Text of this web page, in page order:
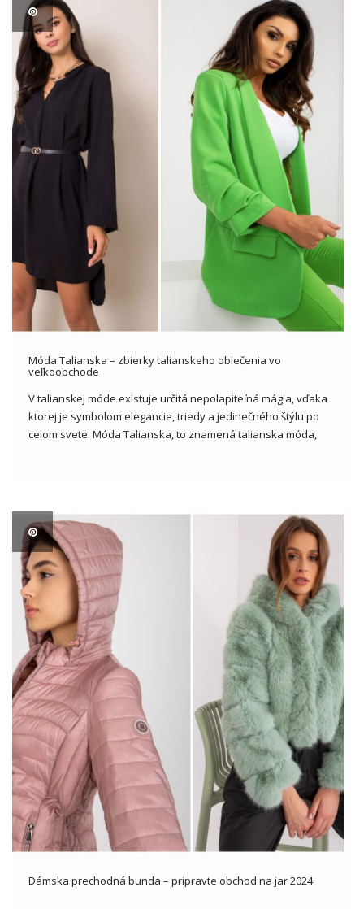
Móda Talianska – zbierky talianskeho oblečenia vo
veľkoobchode
V talianskej móde existuje určitá nepolapiteľná mágia, vďaka
ktorej je symbolom elegancie, triedy a jedinečného štýlu po
celom svete. Móda Talianska, to znamená talianska móda,
Dámska prechodná bunda – pripravte obchod na jar 2024